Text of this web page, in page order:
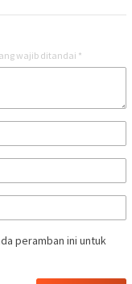
wajib ditandai *
peramban ini untuk